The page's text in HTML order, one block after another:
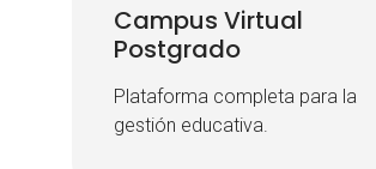
Campus Virtual
Postgrado
Plataforma completa para la
gestión educativa.
Campus Virtual
Postgrado
Plataforma completa para la
gestión educativa.